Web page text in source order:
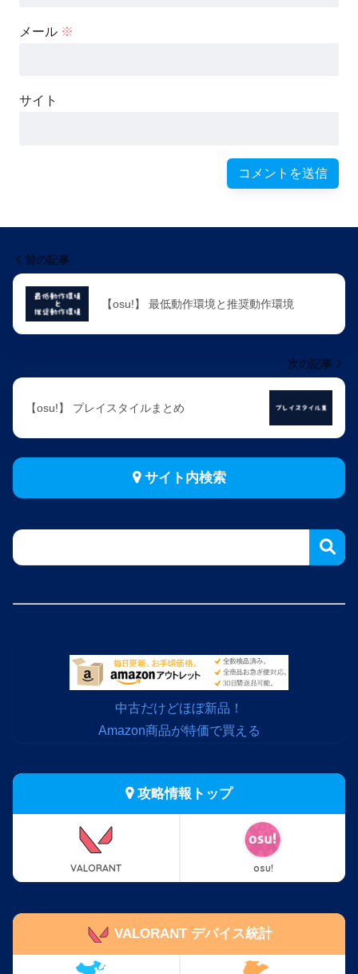
メール ※
サイト
前の記事
【osu!】 最低動作環境と推奨動作環境
次の記事
【osu!】 プレイスタイルまとめ
サイト内検索
中古だけどほぼ新品！
Amazon商品が特価で買える
攻略情報トップ
VALORANT osu!
VALORANT デバイス統計